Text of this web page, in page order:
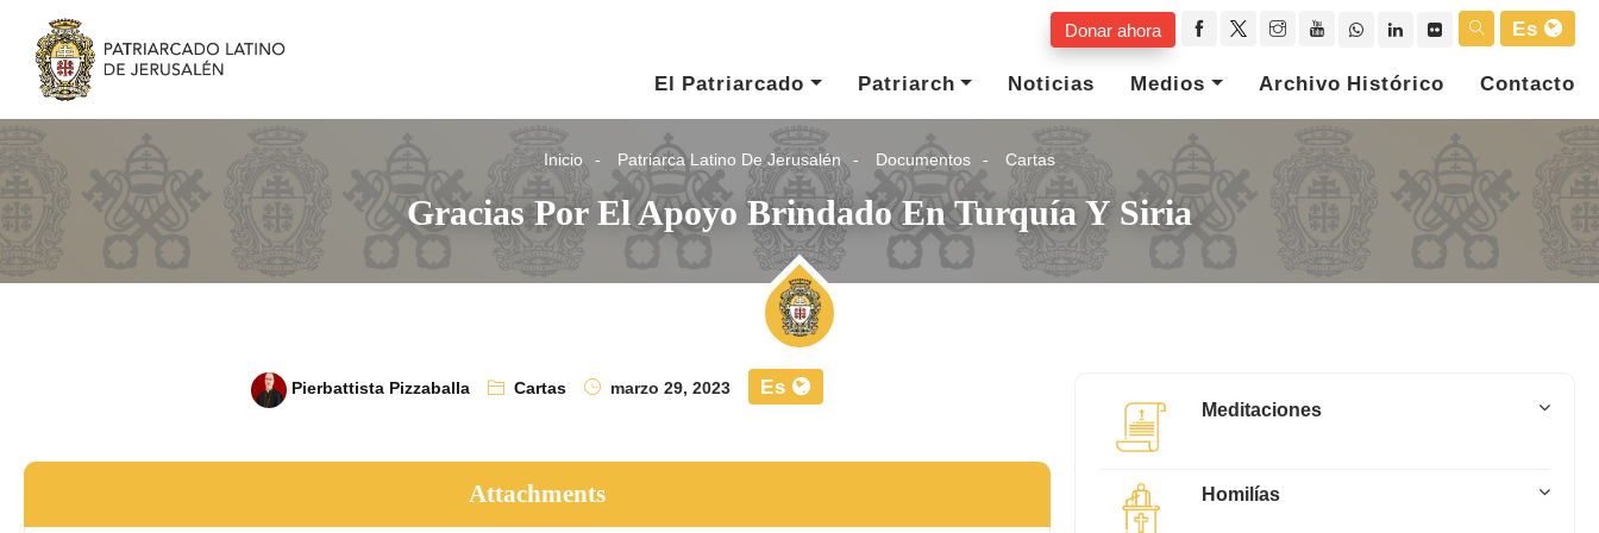
Donar ahora
Es
El Patriarcado
Patriarch Noticias Medios Archivo Histórico Contacto
Inicio Patriarca Latino De Jerusalén Documentos Cartas
Gracias Por El Apoyo Brindado En Turquía Y Siria
Pierbattista Pizzaballa Cartas marzo 29, 2023 Es
Attachments
Meditaciones
Homilías